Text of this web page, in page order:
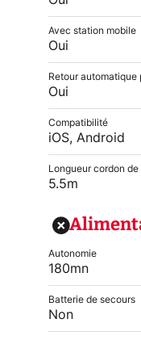
Avec station mobile
Oui
Retour automatique
Oui
Compatibilité
iOS, Android
Longueur cordon
5.5m
Autonomie
180mn
Batterie de secours
Non